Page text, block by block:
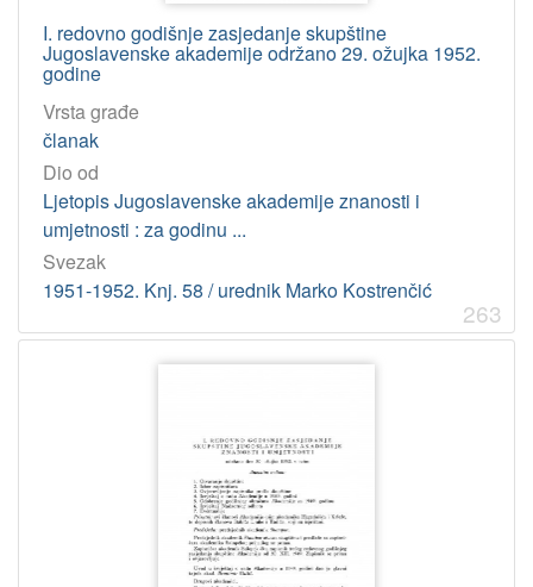
I. redovno godišnje zasjedanje skupštine
Jugoslavenske akademije održano 29. ožujka 1952.
godine
Vrsta građe
članak
Dio od
Ljetopis Jugoslavenske akademije znanosti i
umjetnosti : za godinu ...
Svezak
1951-1952. Knj. 58 / urednik Marko Kostrenčić
263